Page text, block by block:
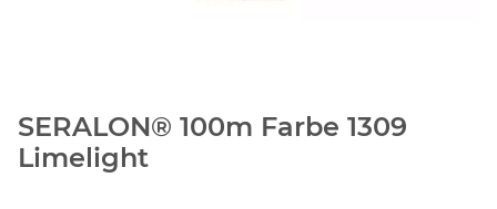
SERALON® 100m Farbe 1309
Limelight